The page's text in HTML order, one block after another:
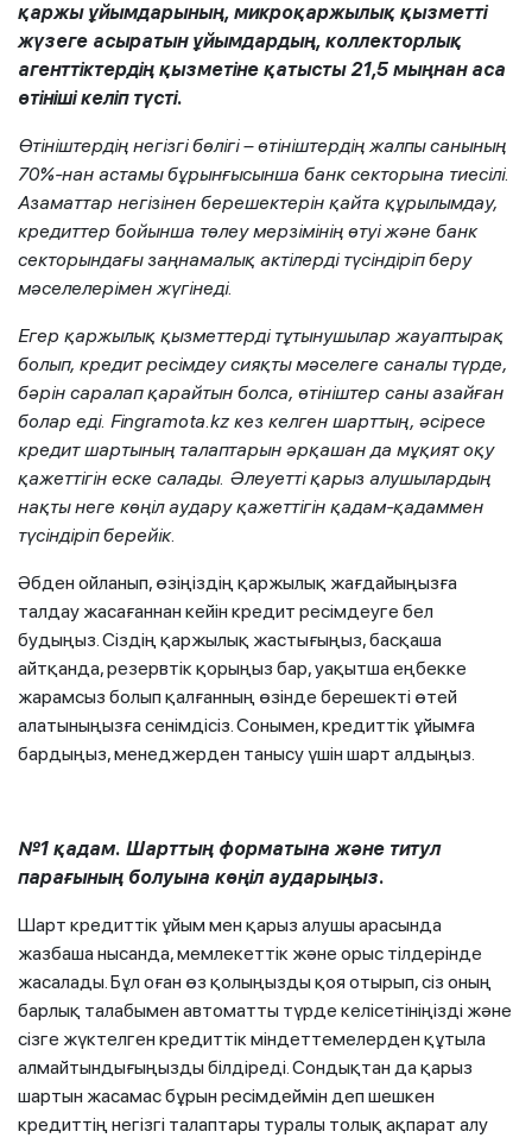
қаржы ұйымдарының, микроқаржылық қызметті
жүзеге асыратын ұйымдардың, коллекторлық
агенттіктердің қызметіне қатысты 21,5 мыңнан аса
өтініші келіп түсті.
Өтініштердің негізгі бөлігі – өтініштердің жалпы санының
70%-нан астамы бұрынғысынша банк секторына тиесілі.
Азаматтар негізінен берешектерін қайта құрылымдау,
кредиттер бойынша төлеу мерзімінің өтуі және банк
секторындағы заңнамалық актілерді түсіндіріп беру
мәселелерімен жүгінеді.
Егер қаржылық қызметтерді тұтынушылар жауаптырақ
болып, кредит ресімдеу сияқты мәселеге саналы түрде,
бәрін саралап қарайтын болса, өтініштер саны азайған
болар еді. Fingramota.kz кез келген шарттың, әсіресе
кредит шартының талаптарын әрқашан да мұқият оқу
қажеттігін еске салады. Әлеуетті қарыз алушылардың
нақты неге көңіл аудару қажеттігін қадам-қадаммен
түсіндіріп берейік.
Әбден ойланып, өзіңіздің қаржылық жағдайыңызға
талдау жасағаннан кейін кредит ресімдеуге бел
будыңыз. Сіздің қаржылық жастығыңыз, басқаша
айтқанда, резервтік қорыңыз бар, уақытша еңбекке
жарамсыз болып қалғанның өзінде берешекті өтей
алатыныңызға сенімдісіз. Сонымен, кредиттік ұйымға
бардыңыз, менеджерден танысу үшін шарт алдыңыз.
№1 қадам. Шарттың форматына және титул
парағының болуына көңіл аударыңыз.
Шарт кредиттік ұйым мен қарыз алушы арасында
жазбаша нысанда, мемлекеттік және орыс тілдерінде
жасалады. Бұл оған өз қолыңызды қоя отырып, сіз оның
барлық талабымен автоматты түрде келісетініңізді және
сізге жүктелген кредиттік міндеттемелерден құтыла
алмайтындығыңызды білдіреді. Сондықтан да қарыз
шартын жасамас бұрын ресімдеймін деп шешкен
кредиттің негізгі талаптары туралы толық ақпарат алу